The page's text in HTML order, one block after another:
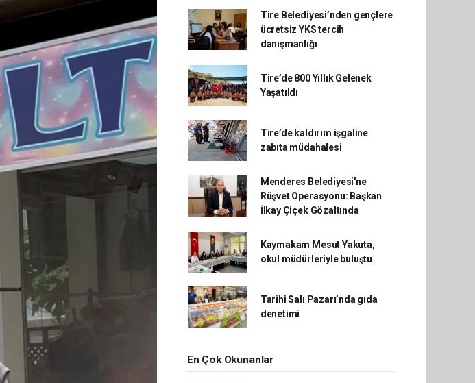
Tire Belediyesi’nden gençlere
ücretsiz YKS tercih
danışmanlığı
Tire’de 800 Yıllık Gelenek
Yaşatıldı
Tire’de kaldırım işgaline
zabıta müdahalesi
Menderes Belediyesi'ne
Rüşvet Operasyonu: Başkan
İlkay Çiçek Gözaltında
Kaymakam Mesut Yakuta,
okul müdürleriyle buluştu
Tarihi Salı Pazarı’nda gıda
denetimi
En Çok Okunanlar